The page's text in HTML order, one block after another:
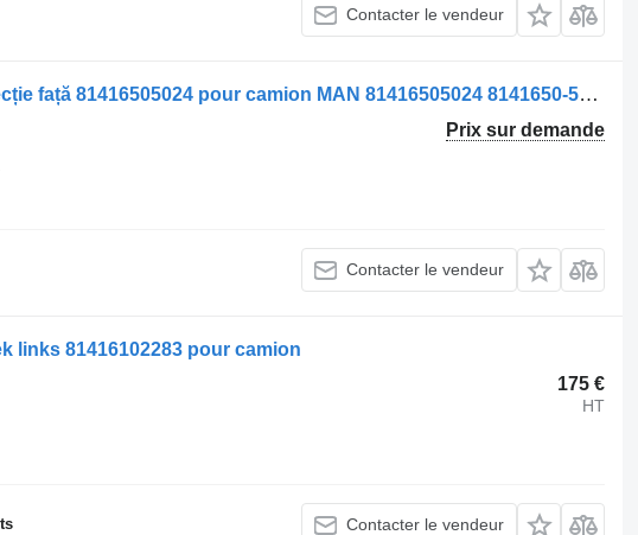
Contacter le vendeur
Pare-chocs Bară de protecție față 81416505024 pour camion MAN 81416505024 8141650-5024
Prix sur demande
Contacter le vendeur
links 81416102283 pour camion
175 €
HT
Contacter le vendeur